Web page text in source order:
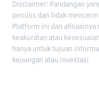
Disclaimer: Pandangan
penulis dan tidak
Platform ini dan afiliasinya
keakuratan atau
hanya untuk tujuan
keuangan atau investasi.